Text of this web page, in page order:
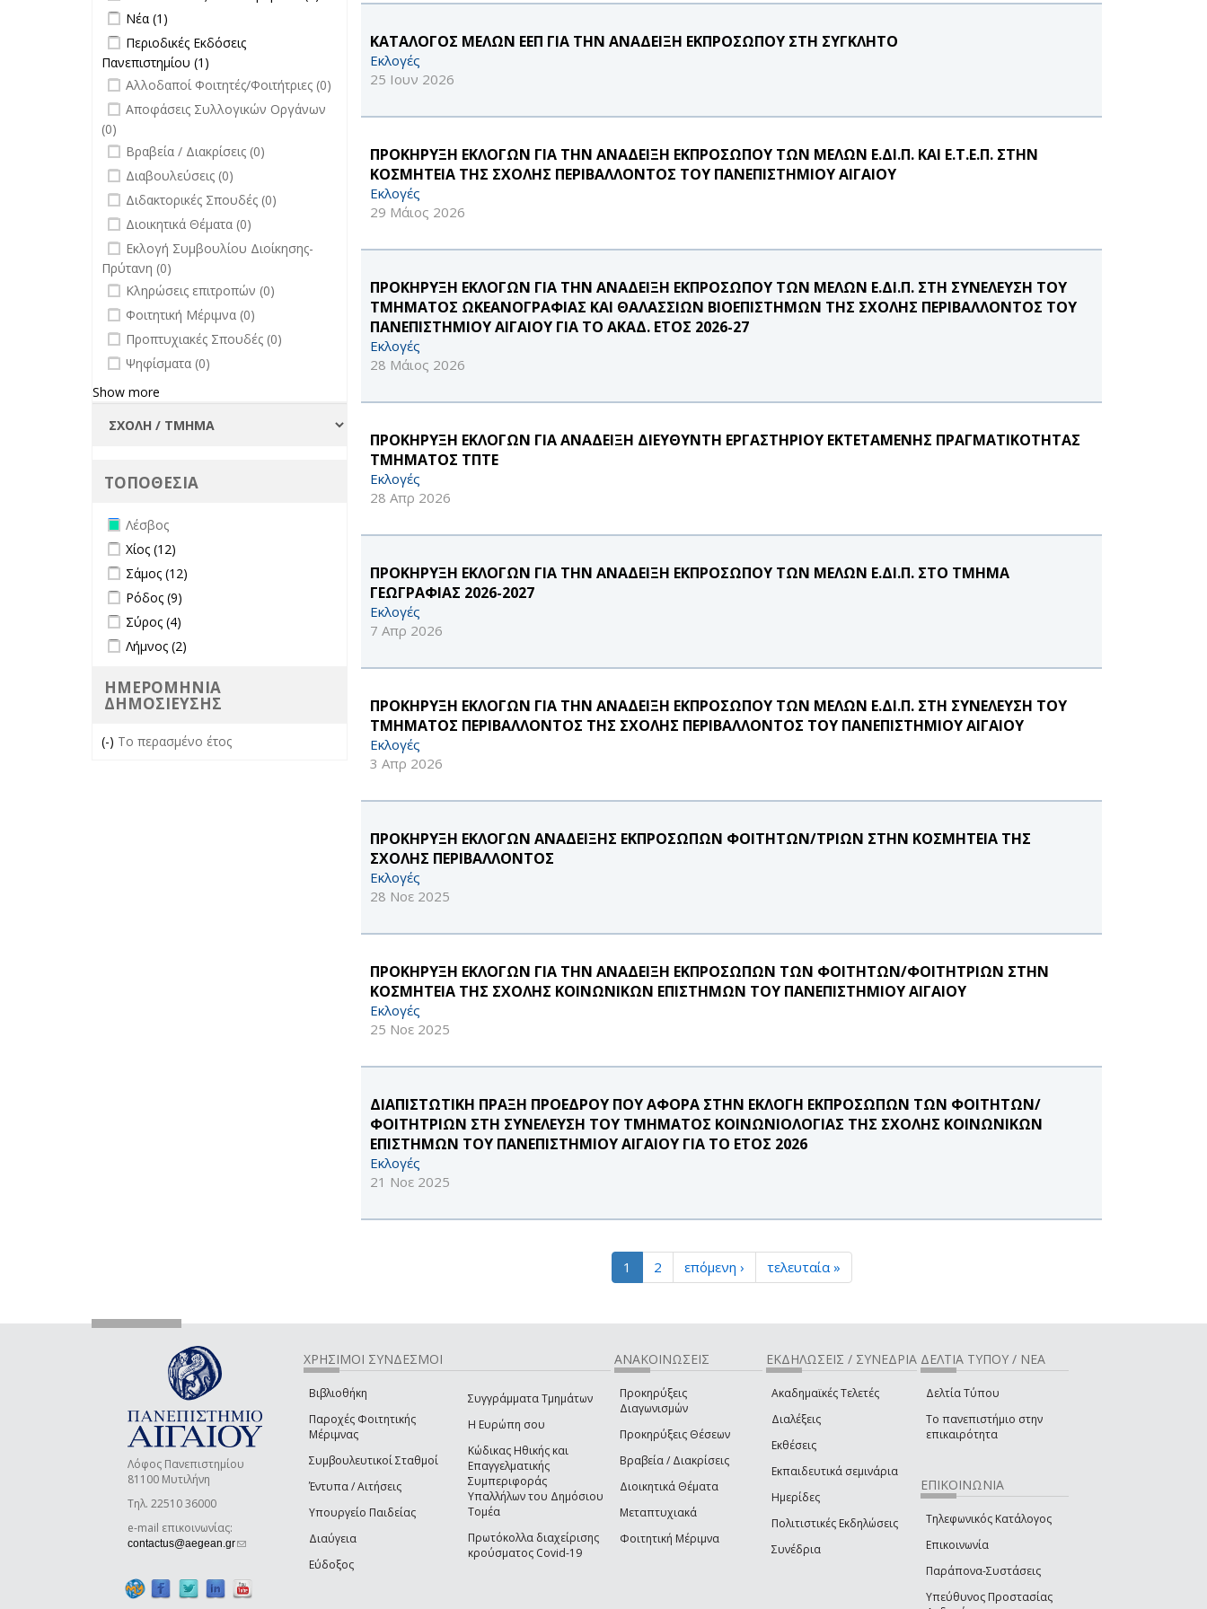
ΚΑΤΑΛΟΓΟΣ ΜΕΛΩΝ ΕΕΠ ΓΙΑ ΤΗΝ ΑΝΑΔΕΙΞΗ ΕΚΠΡΟΣΩΠΟΥ ΣΤΗ ΣΥΓΚΛΗΤΟ
Εκλογές
25 Ιουν 2026
ΠΡΟΚΗΡΥΞΗ ΕΚΛΟΓΩΝ ΓΙΑ ΤΗΝ ΑΝΑΔΕΙΞΗ ΕΚΠΡΟΣΩΠΟΥ ΤΩΝ ΜΕΛΩΝ Ε.ΔΙ.Π. ΚΑΙ Ε.Τ.Ε.Π. ΣΤΗΝ
ΚΟΣΜΗΤΕΙΑ ΤΗΣ ΣΧΟΛΗΣ ΠΕΡΙΒΑΛΛΟΝΤΟΣ ΤΟΥ ΠΑΝΕΠΙΣΤΗΜΙΟΥ ΑΙΓΑΙΟΥ
Εκλογές
29 Μάιος 2026
ΠΡΟΚΗΡΥΞΗ ΕΚΛΟΓΩΝ ΓΙΑ ΤΗΝ ΑΝΑΔΕΙΞΗ ΕΚΠΡΟΣΩΠΟΥ ΤΩΝ ΜΕΛΩΝ Ε.ΔΙ.Π. ΣΤΗ ΣΥΝΕΛΕΥΣΗ ΤΟΥ
ΤΜΗΜΑΤΟΣ ΩΚΕΑΝΟΓΡΑΦΙΑΣ ΚΑΙ ΘΑΛΑΣΣΙΩΝ ΒΙΟΕΠΙΣΤΗΜΩΝ ΤΗΣ ΣΧΟΛΗΣ ΠΕΡΙΒΑΛΛΟΝΤΟΣ ΤΟΥ
ΠΑΝΕΠΙΣΤΗΜΙΟΥ ΑΙΓΑΙΟΥ ΓΙΑ ΤΟ ΑΚΑΔ. ΕΤΟΣ 2026-27
Εκλογές
28 Μάιος 2026
ΠΡΟΚΗΡΥΞΗ ΕΚΛΟΓΩΝ ΓΙΑ ΑΝΑΔΕΙΞΗ ΔΙΕΥΘΥΝΤΗ ΕΡΓΑΣΤΗΡΙΟΥ ΕΚΤΕΤΑΜΕΝΗΣ ΠΡΑΓΜΑΤΙΚΟΤΗΤΑΣ
ΤΜΗΜΑTOΣ ΤΠΤΕ
Εκλογές
28 Απρ 2026
ΠΡΟΚΗΡΥΞΗ ΕΚΛΟΓΩΝ ΓΙΑ ΤΗΝ ΑΝΑΔΕΙΞΗ ΕΚΠΡΟΣΩΠΟΥ ΤΩΝ ΜΕΛΩΝ Ε.ΔΙ.Π. ΣΤΟ ΤΜΗΜΑ
ΓΕΩΓΡΑΦΙΑΣ 2026-2027
Εκλογές
7 Απρ 2026
ΠΡΟΚΗΡΥΞΗ ΕΚΛΟΓΩΝ ΓΙΑ ΤΗΝ ΑΝΑΔΕΙΞΗ ΕΚΠΡΟΣΩΠΟΥ ΤΩΝ ΜΕΛΩΝ Ε.ΔΙ.Π. ΣΤΗ ΣΥΝΕΛΕΥΣΗ ΤΟΥ
ΤΜΗΜΑΤΟΣ ΠΕΡΙΒΑΛΛΟΝΤΟΣ ΤΗΣ ΣΧΟΛΗΣ ΠΕΡΙΒΑΛΛΟΝΤΟΣ ΤΟΥ ΠΑΝΕΠΙΣΤΗΜΙΟΥ ΑΙΓΑΙΟΥ
Εκλογές
3 Απρ 2026
ΠΡΟΚΗΡΥΞΗ ΕΚΛΟΓΩΝ ΑΝΑΔΕΙΞΗΣ ΕΚΠΡΟΣΩΠΩΝ ΦΟΙΤΗΤΩΝ/ΤΡΙΩΝ ΣΤΗΝ ΚΟΣΜΗΤΕΙΑ ΤΗΣ
ΣΧΟΛΗΣ ΠΕΡΙΒΑΛΛΟΝΤΟΣ
Εκλογές
28 Νοε 2025
ΠΡΟΚΗΡΥΞΗ ΕΚΛΟΓΩΝ ΓΙΑ ΤΗΝ ΑΝΑΔΕΙΞΗ ΕΚΠΡΟΣΩΠΩΝ ΤΩΝ ΦΟΙΤΗΤΩΝ/ΦΟΙΤΗΤΡΙΩΝ ΣΤΗΝ
ΚΟΣΜΗΤΕΙΑ ΤΗΣ ΣΧΟΛΗΣ ΚΟΙΝΩΝΙΚΩΝ ΕΠΙΣΤΗΜΩΝ ΤΟΥ ΠΑΝΕΠΙΣΤΗΜΙΟΥ ΑΙΓΑΙΟΥ
Εκλογές
25 Νοε 2025
ΔΙΑΠΙΣΤΩΤΙΚΗ ΠΡΑΞΗ ΠΡΟΕΔΡΟΥ ΠΟΥ ΑΦΟΡΑ ΣΤΗΝ ΕΚΛΟΓΗ ΕΚΠΡΟΣΩΠΩΝ ΤΩΝ ΦΟΙΤΗΤΩΝ/
ΦΟΙΤΗΤΡΙΩΝ ΣΤΗ ΣΥΝΕΛΕΥΣΗ ΤΟΥ ΤΜΗΜΑΤΟΣ ΚΟΙΝΩΝΙΟΛΟΓΙΑΣ ΤΗΣ ΣΧΟΛΗΣ ΚΟΙΝΩΝΙΚΩΝ
ΕΠΙΣΤΗΜΩΝ ΤΟΥ ΠΑΝΕΠΙΣΤΗΜΙΟΥ ΑΙΓΑΙΟΥ ΓΙΑ ΤΟ ΕΤΟΣ 2026
Εκλογές
21 Νοε 2025
1 2 επόμενη › τελευταία »
filter
Ανακοινώσεις
φορέων filter
Apply Νέα filter
Νέα (1)
Apply Περιοδικές Εκδόσεις
Πανεπιστημίου filter
Περιοδικές Εκδόσεις
Πανεπιστημίου (1)
Εκδόσεις
Πανεπιστημίου filter
undefined
Αλλοδαποί Φοιτητές/Φοιτήτριες (0)
undefined
Αποφάσεις Συλλογικών Οργάνων
(0)
undefined
Βραβεία / Διακρίσεις (0)
undefined
Διαβουλεύσεις (0)
undefined
Διδακτορικές Σπουδές (0)
undefined
Διοικητικά Θέματα (0)
undefined
Εκλογή Συμβουλίου Διοίκησης-
Πρύτανη (0)
undefined
Κληρώσεις επιτροπών (0)
undefined
Φοιτητική Μέριμνα (0)
undefined
Προπτυχιακές Σπουδές (0)
undefined
Ψηφίσματα (0)
Show more
ΤΟΠΟΘΕΣΙΑ
Remove Λέσβος filter
Λέσβος
Apply Χίος filter
Χίος (12)
Apply Σάμος filter
Σάμος (12)
Apply Ρόδος filter
Ρόδος (9)
Apply Σύρος filter
Σύρος (4)
Apply Λήμνος filter
Λήμνος (2)
ΗΜΕΡΟΜΗΝΙΑ
ΔΗΜΟΣΙΕΥΣΗΣ
(-) Remove Το περασμένο έτος filter
Το περασμένο έτος
Λόφος Πανεπιστημίου
81100 Μυτιλήνη
Τηλ. 22510 36000
e-mail επικοινωνίας:
contactus@aegean.gr(link sends e-mail)
ΧΡΗΣΙΜΟΙ ΣΥΝΔΕΣΜΟΙ
Βιβλιοθήκη
Παροχές Φοιτητικής
Μέριμνας
Συμβουλευτικοί Σταθμοί
Έντυπα / Αιτήσεις
Υπουργείο Παιδείας
Διαύγεια
Εύδοξος
Συγγράμματα Τμημάτων
Η Ευρώπη σου
Κώδικας Ηθικής και
Επαγγελματικής
Συμπεριφοράς
Υπαλλήλων του Δημόσιου
Τομέα
Πρωτόκολλα διαχείρισης
κρούσματος Covid-19
ΑΝΑΚΟΙΝΩΣΕΙΣ
Προκηρύξεις
Διαγωνισμών
Προκηρύξεις Θέσεων
Βραβεία / Διακρίσεις
Διοικητικά Θέματα
Μεταπτυχιακά
Φοιτητική Μέριμνα
ΕΚΔΗΛΩΣΕΙΣ / ΣΥΝΕΔΡΙΑ
Ακαδημαϊκές Τελετές
Διαλέξεις
Εκθέσεις
Εκπαιδευτικά σεμινάρια
Ημερίδες
Πολιτιστικές Εκδηλώσεις
Συνέδρια
ΔΕΛΤΙΑ ΤΥΠΟΥ / ΝΕΑ
Δελτία Τύπου
Το πανεπιστήμιο στην
επικαιρότητα
ΕΠΙΚΟΙΝΩΝΙΑ
Τηλεφωνικός Κατάλογος
Επικοινωνία
Παράπονα-Συστάσεις
Υπεύθυνος Προστασίας